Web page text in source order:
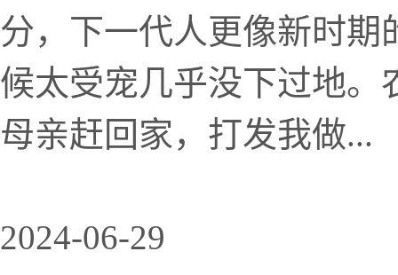
分，下一代人更像新时
候太受宠几乎没下过地。
母亲赶回家，打发我做...
2024-06-29